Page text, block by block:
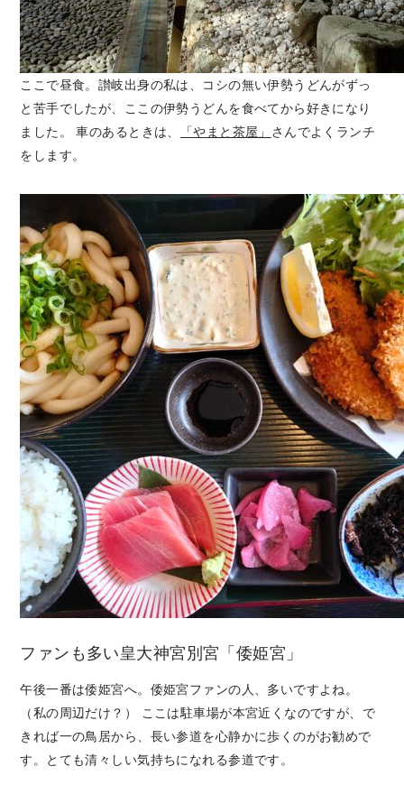
ここで昼食。讃岐出身の私は、コシの無い伊勢うどんがずっ
と苦手でしたが、ここの伊勢うどんを食べてから好きになり
ました。 車のあるときは、
「やまと茶屋」 さんでよくランチ
をします。
ファンも多い皇大神宮別宮「倭姫宮」
午後一番は倭姫宮へ。倭姫宮ファンの人、多いですよね。
（私の周辺だけ？） ここは駐車場が本宮近くなのですが、で
きれば一の鳥居から、長い参道を心静かに歩くのがお勧めで
す。とても清々しい気持ちになれる参道です。